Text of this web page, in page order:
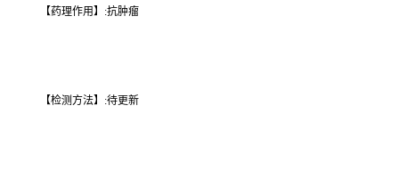
【药理作用】:抗肿瘤
【检测方法】:待更新